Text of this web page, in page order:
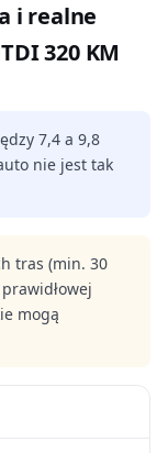
i realne
320 KM
7,4 a 9,8
nie jest tak
tras (min. 30
mogą